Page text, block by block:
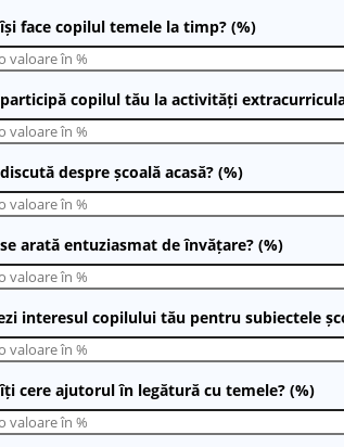
face copilul temele la timp? (%)
copilul tău la activități
despre școală acasă? (%)
arată entuziasmat de învățare? (%)
interesul copilului tău pentru subiectele
cere ajutorul în legătură cu temele? (%)